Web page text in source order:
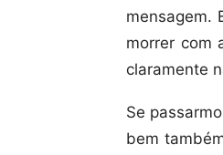
mensagem.
morrer com
claramente
Se
bem